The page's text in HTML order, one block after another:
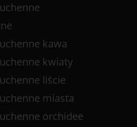
kawa
kwiaty
liście
miasta
orchidee